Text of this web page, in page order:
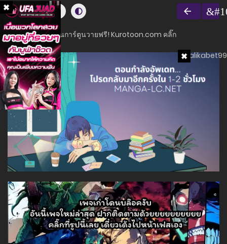
อ่านการ์ตูนวายฟรี! Kurotoon.com คลิ๊ก